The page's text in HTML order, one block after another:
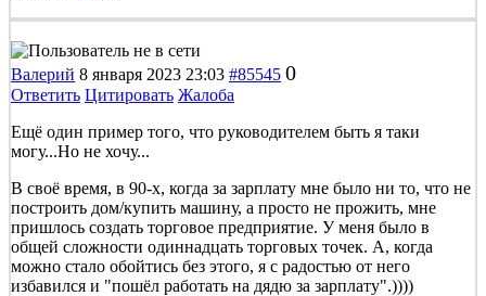
Валерий 8 января 2023 23:03 #85545 0
Ответить Цитировать Жалоба
Ещё один пример того, что руководителем быть я таки
могу...Но не хочу...
В своё время, в 90-х, когда за зарплату мне было ни то, что не
построить дом/купить машину, а просто не прожить, мне
пришлось создать торговое предприятие. У меня было в
общей сложности одиннадцать торговых точек. А, когда
можно стало обойтись без этого, я с радостью от него
избавился и "пошёл работать на дядю за зарплату".))))